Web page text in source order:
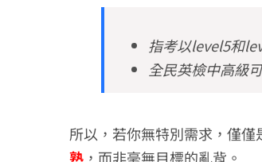
指考以level5和
全民英檢中高級
所以，若你無特別需求，僅
熟 ，而非毫無目標的亂背。